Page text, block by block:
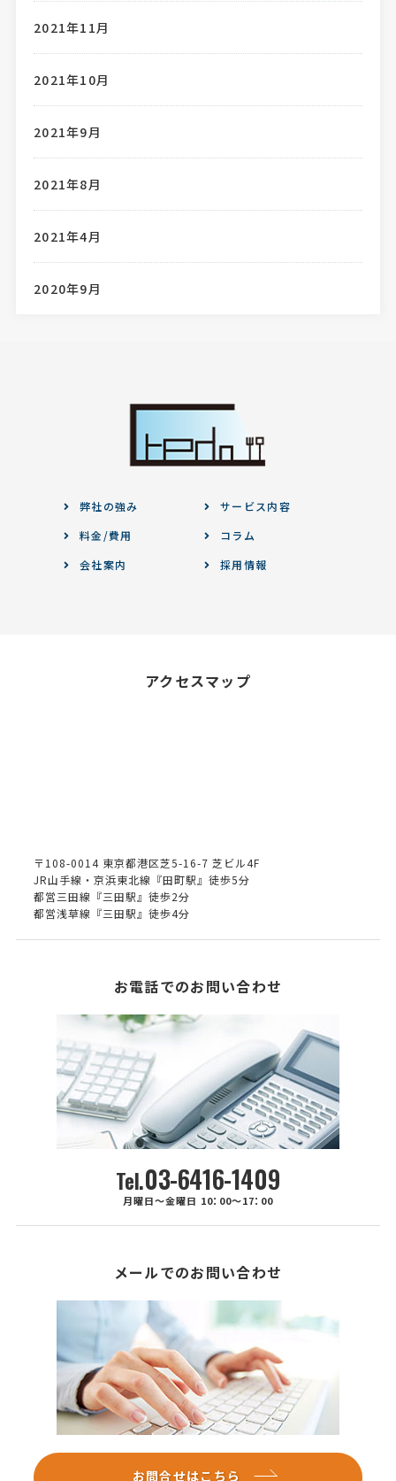
2021年11月
2021年10月
2021年9月
2021年8月
2021年4月
2020年9月
弊社の強み
サービス内容
料金/費用
コラム
会社案内
採用情報
アクセスマップ
〒108-0014 東京都港区芝5-16-7 芝ビル4F
JR山手線・京浜東北線『田町駅』徒歩5分
都営三田線『三田駅』徒歩2分
都営浅草線『三田駅』徒歩4分
お電話でのお問い合わせ
Tel.03-6416-1409
月曜日～金曜日 10：00～17：00
メールでのお問い合わせ
お問合せはこちら